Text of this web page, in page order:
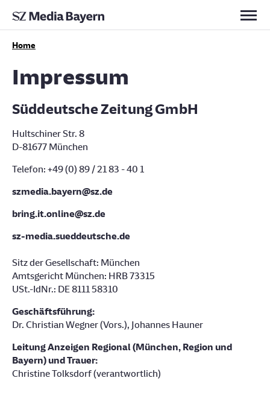
Home
Impressum
Süddeutsche Zeitung GmbH
Hultschiner Str. 8
D-81677 München
Telefon: +49 (0) 89 / 21 83 - 40 1
szmedia.bayern@sz.de
bring.it.online@sz.de
sz-media.sueddeutsche.de
Sitz der Gesellschaft: München
Amtsgericht München: HRB 73315
USt.-IdNr.: DE 8111 58310
Geschäftsführung:
Dr. Christian Wegner (Vors.), Johannes Hauner
Leitung Anzeigen Regional (München, Region und
Bayern) und Trauer:
Christine Tolksdorf (verantwortlich)